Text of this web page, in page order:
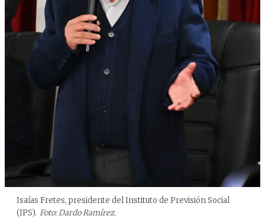
Isaías Fretes, presidente del Instituto de Previsión Social
(IPS). Foto: Dardo Ramírez.